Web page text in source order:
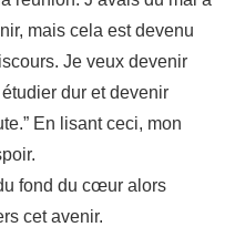
mais cela est devenu
Je veux devenir
dur et devenir
En lisant ceci, mon
fond du cœur alors
cet avenir.